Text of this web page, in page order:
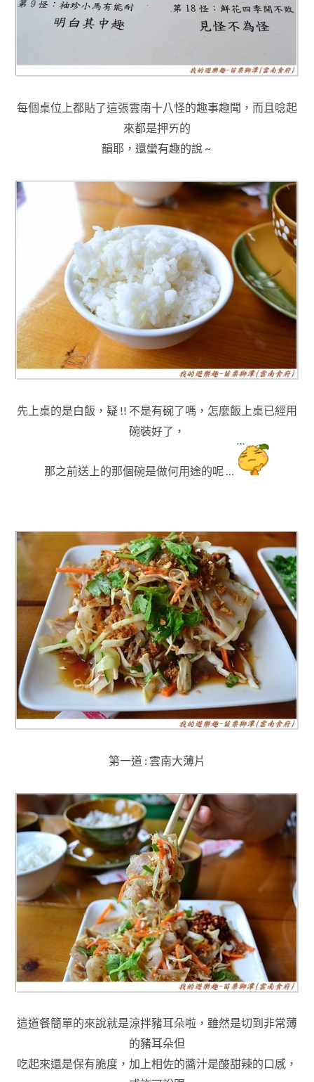
每個桌位上都貼了這張雲南十八怪的趣事趣聞，而且唸起
來都是押ㄞ的
韻耶， 還蠻有趣的說 ~
先上桌的是白飯，疑 !! 不是有碗了嗎 ，怎麼飯上桌已經用
碗裝好了 ，
那之前送上的那個碗是做何用途的呢 …
第一道 : 雲南大薄片
這道餐簡單的來說就是涼拌豬耳朵啦，雖然是切到非常薄
的豬耳朵但
吃起來還是保有脆度 ，加上相佐的醬汁是酸甜辣的口感 ，